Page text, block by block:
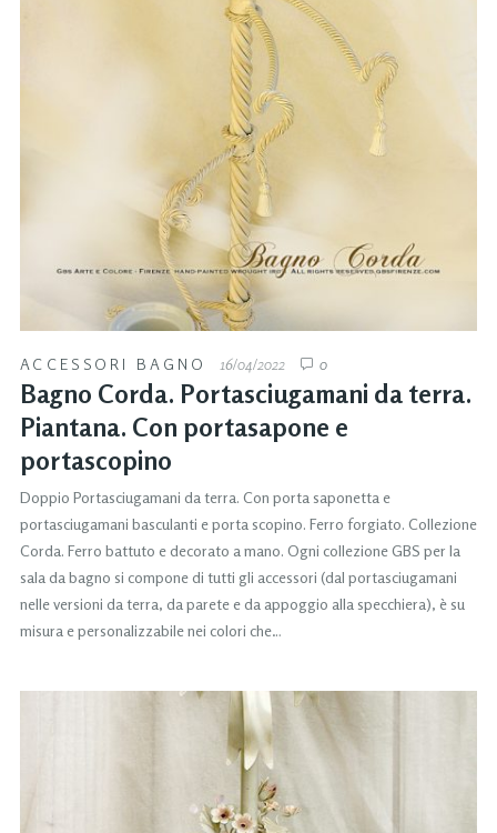
ACCESSORI BAGNO 16/04/2022 0
Bagno Corda. Portasciugamani da terra.
Piantana. Con portasapone e
portascopino
Doppio Portasciugamani da terra. Con porta saponetta e
portasciugamani basculanti e porta scopino. Ferro forgiato. Collezione
Corda. Ferro battuto e decorato a mano. Ogni collezione GBS per la
sala da bagno si compone di tutti gli accessori (dal portasciugamani
nelle versioni da terra, da parete e da appoggio alla specchiera), è su
misura e personalizzabile nei colori che…